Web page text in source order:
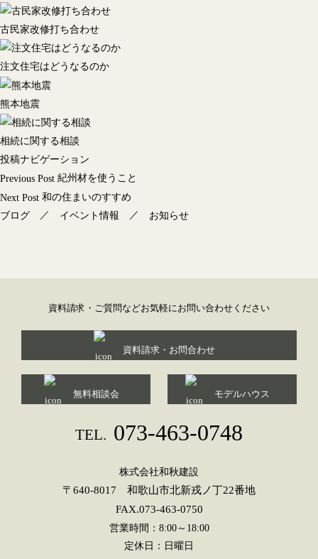
古民家改修打ち合わせ
注文住宅はどうなるのか
熊本地震
相続に関する相談
投稿ナビゲーション
Previous Post 紀州材を使うこと
Next Post 和の住まいのすすめ
ブログ ／ イベント情報 ／ お知らせ
資料請求・ご質問などお気軽にお問い合わせください
資料請求・お問合わせ
無料相談会 モデルハウス
TEL. 073-463-0748
株式会社和秋建設
〒640-8017 和歌山市北新戎ノ丁22番地
FAX.073-463-0750
営業時間：8:00～18:00
定休日：日曜日